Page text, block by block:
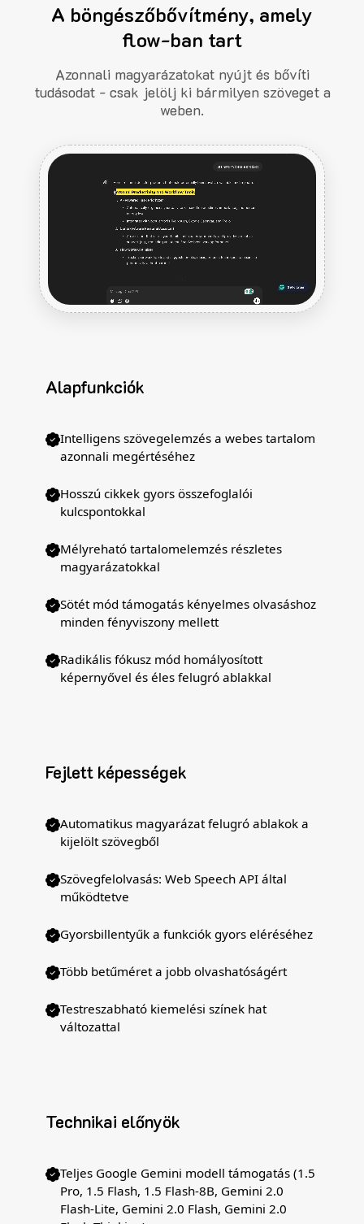
A böngészőbővítmény, amely
flow-ban tart
Azonnali magyarázatokat nyújt és bővíti
tudásodat - csak jelölj ki bármilyen szöveget a
weben.
Alapfunkciók
Intelligens szövegelemzés a webes tartalom
azonnali megértéséhez
Hosszú cikkek gyors összefoglalói
kulcspontokkal
Mélyreható tartalomelemzés részletes
magyarázatokkal
Sötét mód támogatás kényelmes olvasáshoz
minden fényviszony mellett
Radikális fókusz mód homályosított
képernyővel és éles felugró ablakkal
Fejlett képességek
Automatikus magyarázat felugró ablakok a
kijelölt szövegből
Szövegfelolvasás: Web Speech API által
működtetve
Gyorsbillentyűk a funkciók gyors eléréséhez
Több betűméret a jobb olvashatóságért
Testreszabható kiemelési színek hat
változattal
Technikai előnyök
Teljes Google Gemini modell támogatás (1.5
Pro, 1.5 Flash, 1.5 Flash-8B, Gemini 2.0
Flash-Lite, Gemini 2.0 Flash, Gemini 2.0